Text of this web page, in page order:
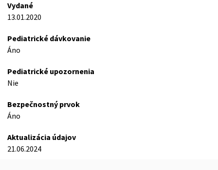
Vydané
13.01.2020
Pediatrické dávkovanie
Áno
Pediatrické upozornenia
Nie
Bezpečnostný prvok
Áno
Aktualizácia údajov
21.06.2024